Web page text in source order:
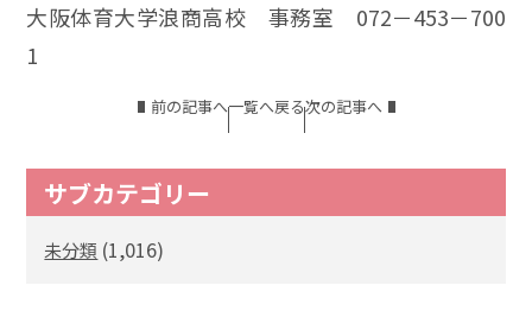
大阪体育大学浪商高校 事務室 072－453－700
1
前の記事へ一覧へ戻る次の記事へ
サブカテゴリー
未分類 (1,016)